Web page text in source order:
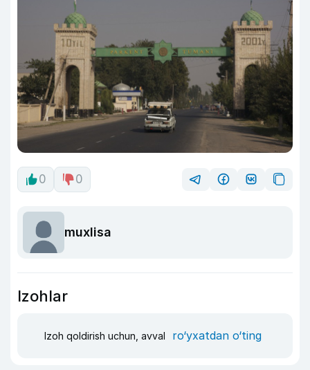
0 0
muxlisa
Izohlar
Izoh qoldirish uchun, avval ro‘yxatdan o‘ting